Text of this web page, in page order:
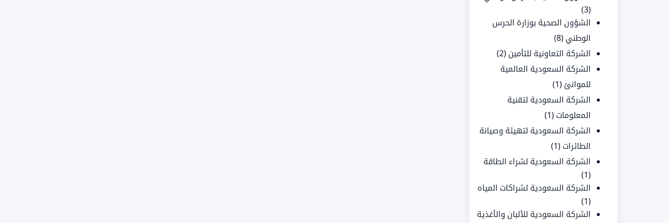
(3)
الشؤون الصحية بوزارة الحرس
الوطني (8)
الشركة التعاونية للتأمين (2)
الشركة السعودية العالمية
للموانئ (1)
الشركة السعودية لتقنية
المعلومات (1)
الشركة السعودية لتهيئة وصيانة
الطائرات (1)
الشركة السعودية لشراء الطاقة
(1)
الشركة السعودية لشراكات المياه
(1)
الشركة السعودية للألبان والأغذية